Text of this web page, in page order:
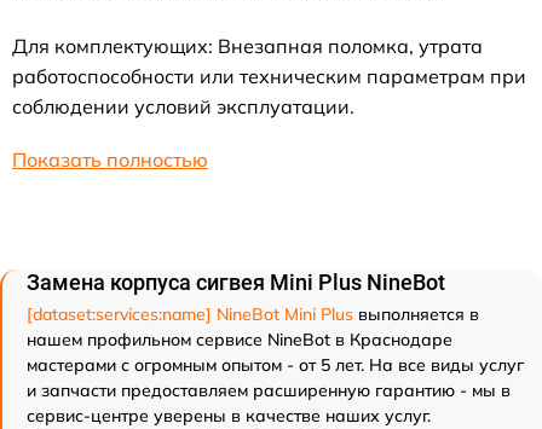
Для комплектующих: Внезапная поломка, утрата
работоспособности или техническим параметрам при
соблюдении условий эксплуатации.
Показать полностью
Замена корпуса сигвея Mini Plus NineBot
[dataset:services:name] NineBot Mini Plus выполняется в
нашем профильном сервисе NineBot в Краснодаре
мастерами с огромным опытом - от 5 лет. На все виды услуг
и запчасти предоставляем расширенную гарантию - мы в
сервис-центре уверены в качестве наших услуг.